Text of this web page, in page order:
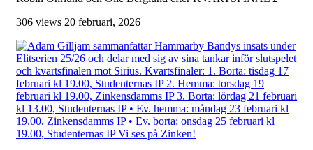
306 views 20 februari, 2026